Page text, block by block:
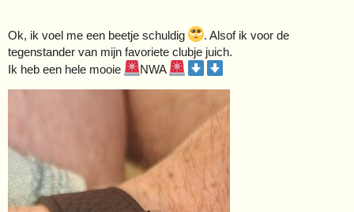
Ok, ik voel me een beetje schuldig
. Alsof ik voor de
tegenstander van mijn favoriete clubje juich.
Ik heb een hele mooie
NWA